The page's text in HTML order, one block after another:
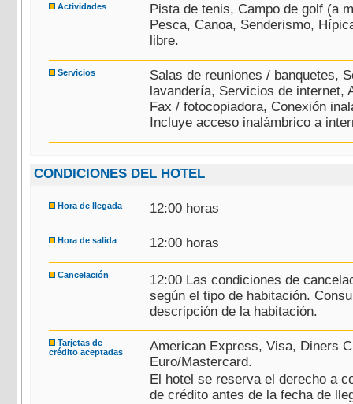
Actividades
Pista de tenis, Campo de golf (a
Pesca, Canoa, Senderismo,
libre.
Servicios
Salas de reuniones / banquetes,
lavandería, Servicios de internet,
Fax / fotocopiadora, Conexión
Incluye acceso inalámbrico a
CONDICIONES DEL HOTEL
Hora de llegada 12:00 horas
Hora de salida 12:00 horas
Cancelación
12:00 Las condiciones de
según el tipo de habitación.
descripción de la habitación.
Tarjetas de
crédito aceptadas
American Express, Visa, Diners
Euro/Mastercard.
El hotel se reserva el derecho a
de crédito antes de la fecha de